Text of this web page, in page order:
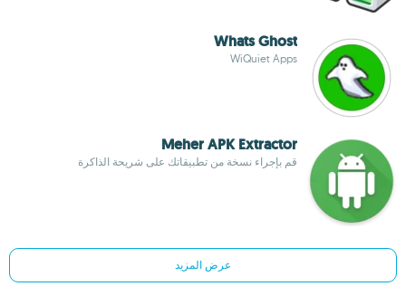
Whats Ghost
WiQuiet Apps
Meher APK Extractor
قم بإجراء نسخة من تطبيقاتك على شريحة الذاكرة
عرض المزيد